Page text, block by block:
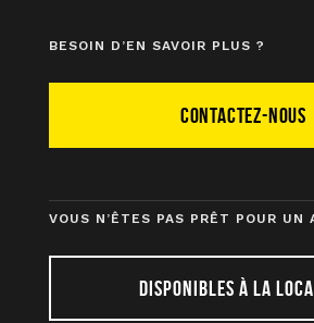
BESOIN D’EN SAVOIR PLUS ?
CONTACTEZ-NOUS
VOUS N’ÊTES PAS PRÊT POUR UN
DISPONIBLES À LA